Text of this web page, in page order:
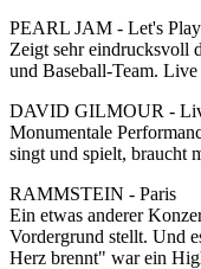
PEARL JAM - Let's
Zeigt sehr eindrucksvoll
und Baseball-Team.
DAVID GILMOUR -
Monumentale
singt und spielt, braucht
RAMMSTEIN - Paris
Ein etwas anderer
Vordergrund stellt. Und
Herz brennt" war ein